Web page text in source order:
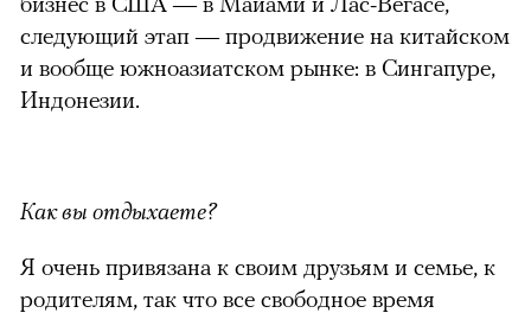
следующий этап — продвижение на китайском
и вообще южноазиатском рынке: в Сингапуре,
Индонезии.
Как вы отдыхаете?
Я очень привязана к своим друзьям и семье, к
родителям, так что все свободное время